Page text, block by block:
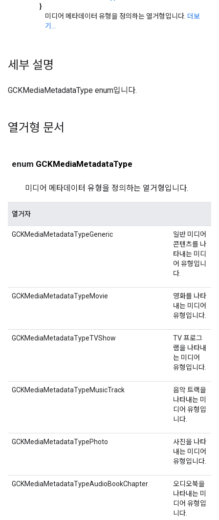
}
미디어 메타데이터 유형을 정의하는 열거형입니다. 더보
기...
세부 설명
GCKMediaMetadataType enum입니다.
열거형 문서
enum GCKMediaMetadataType
미디어 메타데이터 유형을 정의하는 열거형입니다.
열거자
GCKMediaMetadataTypeGeneric
일반 미디어
콘텐츠를 나
타내는 미디
어 유형입니
다.
GCKMediaMetadataTypeMovie
영화를 나타
내는 미디어
유형입니다.
GCKMediaMetadataTypeTVShow
TV 프로그
램을 나타내
는 미디어
유형입니다.
GCKMediaMetadataTypeMusicTrack
음악 트랙을
나타내는 미
디어 유형입
니다.
GCKMediaMetadataTypePhoto
사진을 나타
내는 미디어
유형입니다.
GCKMediaMetadataTypeAudioBookChapter
오디오북을
나타내는 미
디어 유형입
니다.